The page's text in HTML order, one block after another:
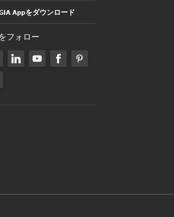
Appをダウンロード
フォロー